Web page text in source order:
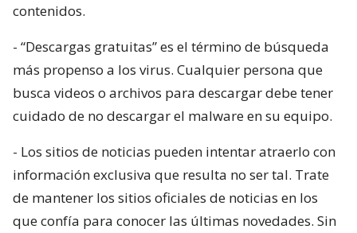
contenidos.
- “Descargas gratuitas” es el término de búsqueda
más propenso a los virus. Cualquier persona que
busca videos o archivos para descargar debe tener
cuidado de no descargar el malware en su equipo.
- Los sitios de noticias pueden intentar atraerlo con
información exclusiva que resulta no ser tal. Trate
de mantener los sitios oficiales de noticias en los
que confía para conocer las últimas novedades. Sin